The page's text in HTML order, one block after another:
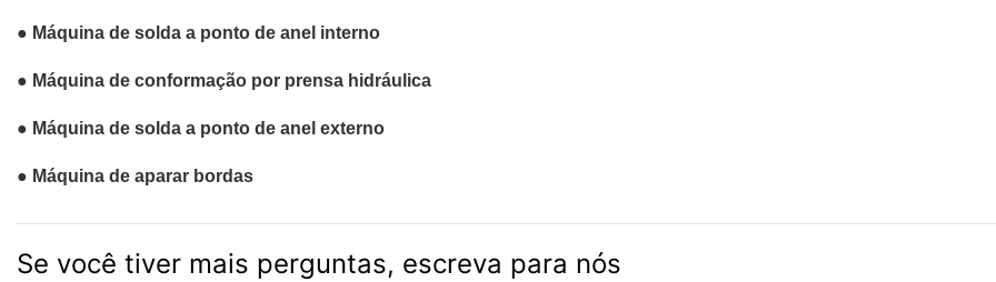
● Máquina de solda a ponto de anel interno
● Máquina de conformação por prensa hidráulica
● Máquina de solda a ponto de anel externo
● Máquina de aparar bordas
Se você tiver mais perguntas, escreva para nós